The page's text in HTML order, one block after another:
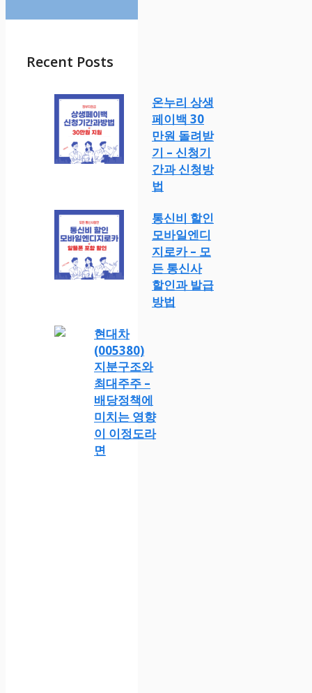
Recent Posts
온누리 상생
페이백 30
만원 돌려받
기 – 신청기
간과 신청방
법
통신비 할인
모바일엔디
지로카 – 모
든 통신사
할인과 발급
방법
현대차
(005380)
지분구조와
최대주주 –
배당정책에
미치는 영향
이 이정도라
면